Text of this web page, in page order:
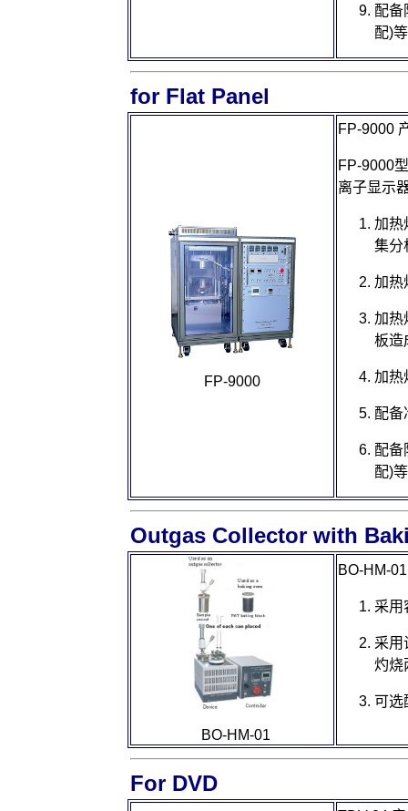
配备
配)
for Flat Panel
FP-9000
FP-9000
FP-9000
离子显示
加热
集分
加热
加热
板造
加热
配备
配备
配)
Outgas Collector with
BO-HM-01
BO-HM-
采用
采用
灼烧
可选
For DVD